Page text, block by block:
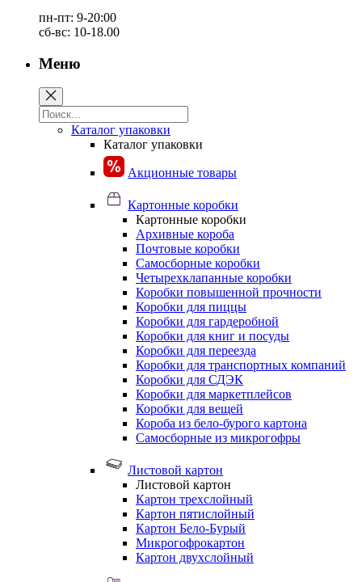
пн-пт: 9-20:00
сб-вс: 10-18.00
Меню
Каталог упаковки
Каталог упаковки
Акционные товары
Картонные коробки
Картонные коробки
Архивные короба
Почтовые коробки
Самосборные коробки
Четырехклапанные коробки
Коробки повышенной прочности
Коробки для пиццы
Коробки для гардеробной
Коробки для книг и посуды
Коробки для переезда
Коробки для транспортных компаний
Коробки для СДЭК
Коробки для маркетплейсов
Коробки для вещей
Короба из бело-бурого картона
Самосборные из микрогофры
Листовой картон
Листовой картон
Картон трехслойный
Картон пятислойный
Картон Бело-Бурый
Микрогофрокартон
Картон двухслойный